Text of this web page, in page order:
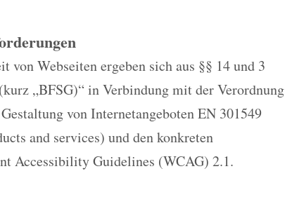
Webseiten ergeben sich aus §§ 14 und 3
„BFSG)“ in Verbindung mit der Verordnung
von Internetangeboten EN 301549
and services) und den konkreten
Accessibility Guidelines (WCAG) 2.1.